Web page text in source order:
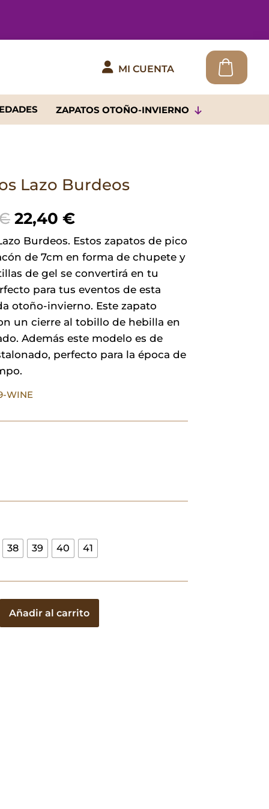
 MI CUENTA
ZAPATOS OTOÑO-INVIERNO
Lazo Burdeos
El
precio
original
era:
32,00 €.
22,40 €El
precio
actual
es:
22,40 €.
Burdeos. Estos zapatos de pico
de 7cm en forma de chupete y
de gel se convertirá en tu
para tus eventos de esta
otoño-invierno. Este zapato
un cierre al tobillo de hebilla en
Además este modelo es de
perfecto para la época de
WINE
38 39 40 41
Añadir al carrito